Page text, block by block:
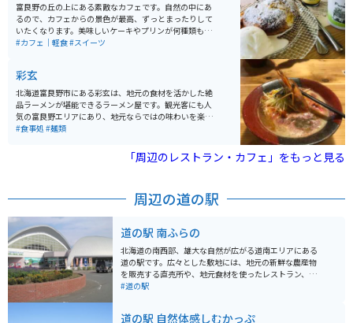
富良野の丘の上にある素敵なカフェです。自然の中にあ
るので、カフェからの景色が最高、ずっとまったりして
いたくなります。美味しいケーキやプリンが何種類もあ
るので、どれを食べるか迷うのもまた楽しみの1つ。
を覗くのも楽しいです。
#カフェ｜軽食#スイーツ
彩玄
北海道富良野市にある彩玄は、地元の食材を活かした絶
品ラーメンが堪能できるラーメン屋です。観光客にも人
気の富良野エリアにあり、地元ならではの味わいを楽し
めます。ラーメン以外にもエビ焼き、ホタテ焼き、しゃ
「腹黒」ブラックラーメン大人気です。海鮮ラーメンを
食べながら厚岸特産の牡蠣も食べられます。休業日は毎
#食事処 #麺類
「周辺のレストラン・カフェ」をもっと見る
周辺の道の駅
道の駅 南ふらの
北海道の南西部、雄大な自然が広がる道南エリアにある
道の駅です。広々とした敷地には、地元の新鮮な農産物
を販売する直売所や、地元食材を使ったレストラン、軽
食コーナーなどがあります。 特にレストランでは、地元
#道の駅
道の駅 自然体感しむかっぷ